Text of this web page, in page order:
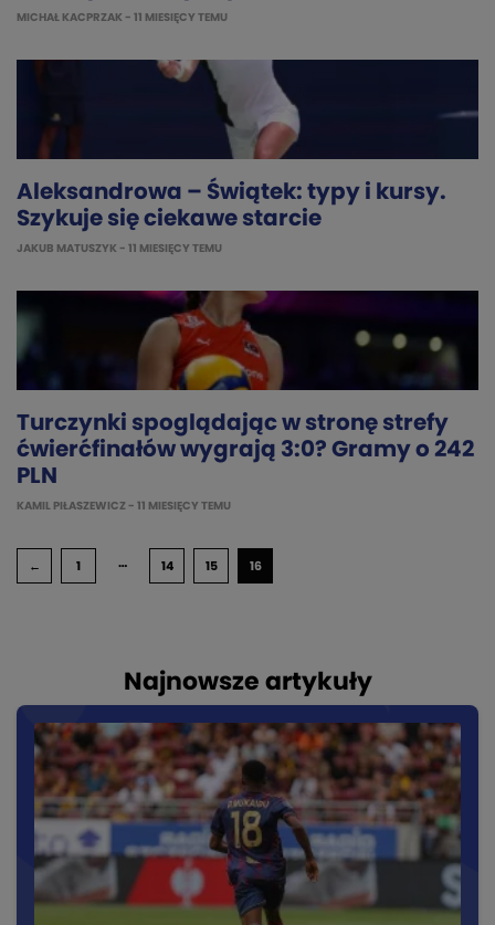
MICHAŁ KACPRZAK - 11 MIESIĘCY TEMU
Aleksandrowa – Świątek: typy i kursy.
Szykuje się ciekawe starcie
JAKUB MATUSZYK - 11 MIESIĘCY TEMU
Turczynki spoglądając w stronę strefy
ćwierćfinałów wygrają 3:0? Gramy o 242
PLN
KAMIL PIŁASZEWICZ - 11 MIESIĘCY TEMU
← 1 … 14 15 16
Najnowsze artykuły